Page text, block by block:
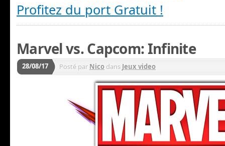
Profitez du port Gratuit !
Marvel vs. Capcom: Infinite
28/08/17 Posté par Nico dans Jeux video